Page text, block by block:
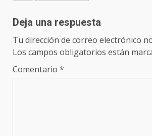
Deja una respuesta
Tu dirección de correo electrónico
Los campos obligatorios están
Comentario *